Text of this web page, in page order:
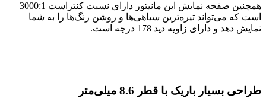
همچنین صفحه نمایش این مانیتور دارای نسبت کنتراست 3000:1
است که می‌تواند تیره‌ترین سیاهی‌ها و روشن رنگ‌ها را به شما
نمایش دهد و دارای زاویه دید 178 درجه است.
طراحی بسیار باریک با قطر 8.6 میلی‌متر